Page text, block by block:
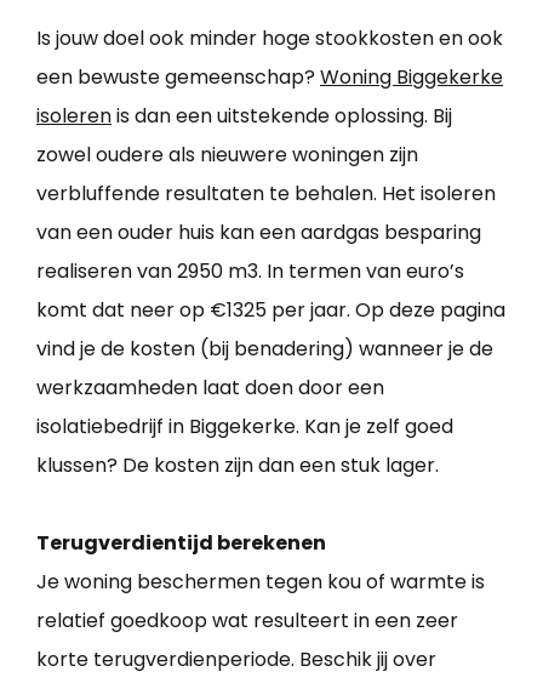
Is jouw doel ook minder hoge stookkosten en ook
een bewuste gemeenschap? Woning Biggekerke
isolerenis dan een uitstekende oplossing. Bij
zowel oudere als nieuwere woningen zijn
verbluffende resultaten te behalen. Het isoleren
van een ouder huis kan een aardgas besparing
realiseren van 2950 m3. In termen van euro’s
komt dat neer op €1325 per jaar. Op deze pagina
vind je de kosten (bij benadering) wanneer je de
werkzaamheden laat doen door een
isolatiebedrijf in Biggekerke. Kan je zelf goed
klussen? De kosten zijn dan een stuk lager.
Terugverdientijd berekenen
Je woning beschermen tegen kou of warmte is
relatief goedkoop wat resulteert in een zeer
korte terugverdienperiode. Beschik jij over